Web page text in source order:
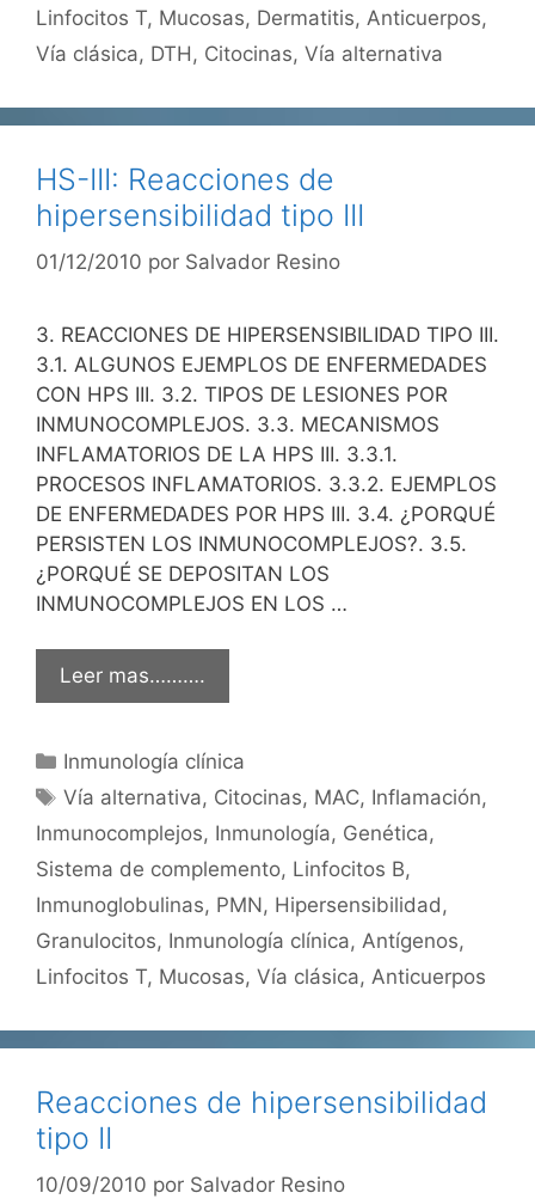
Linfocitos T, Mucosas, Dermatitis, Anticuerpos,
Vía clásica, DTH, Citocinas, Vía alternativa
HS-III: Reacciones de
hipersensibilidad tipo III
01/12/2010 por Salvador Resino
3. REACCIONES DE HIPERSENSIBILIDAD TIPO III.
3.1. ALGUNOS EJEMPLOS DE ENFERMEDADES
CON HPS III. 3.2. TIPOS DE LESIONES POR
INMUNOCOMPLEJOS. 3.3. MECANISMOS
INFLAMATORIOS DE LA HPS III. 3.3.1.
PROCESOS INFLAMATORIOS. 3.3.2. EJEMPLOS
DE ENFERMEDADES POR HPS III. 3.4. ¿PORQUÉ
PERSISTEN LOS INMUNOCOMPLEJOS?. 3.5.
¿PORQUÉ SE DEPOSITAN LOS
INMUNOCOMPLEJOS EN LOS …
Leer mas……….
Categorías
Inmunología clínica
Etiquetas
Vía alternativa, Citocinas, MAC, Inflamación,
Inmunocomplejos, Inmunología, Genética,
Sistema de complemento, Linfocitos B,
Inmunoglobulinas, PMN, Hipersensibilidad,
Granulocitos, Inmunología clínica, Antígenos,
Linfocitos T, Mucosas, Vía clásica, Anticuerpos
Reacciones de hipersensibilidad
tipo II
10/09/2010 por Salvador Resino